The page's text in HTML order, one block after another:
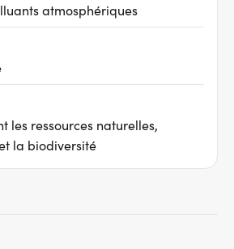
atmosphériques
les ressources naturelles,
la biodiversité